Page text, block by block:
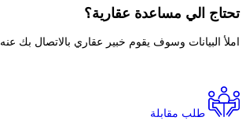
تحتاج الي مساعدة عقارية؟
املأ البيانات وسوف يقوم خبير عقاري بالاتصال بك عنه
طلب مقابلة